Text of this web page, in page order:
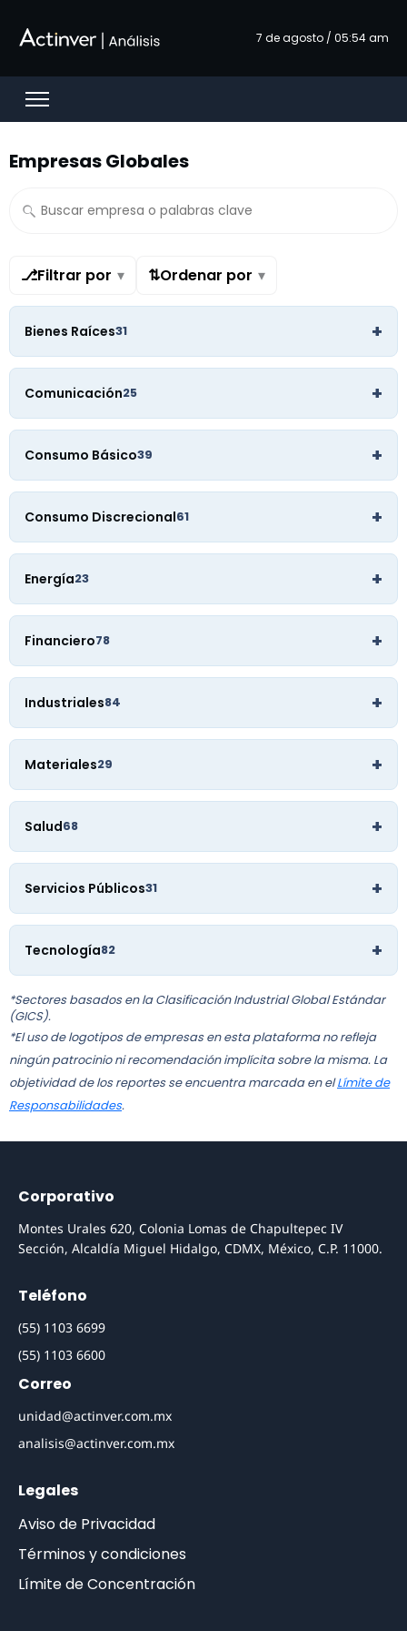
7 de agosto / 05:54 am
Open menu
Empresas Globales
⎇Filtrar por ▾ ⇅Ordenar por ▾
Bienes Raíces31 +
Comunicación25 +
Consumo Básico39 +
Consumo Discrecional61 +
Energía23 +
Financiero78 +
Industriales84 +
Materiales29 +
Salud68 +
Servicios Públicos31 +
Tecnología82 +
*Sectores basados en la Clasificación Industrial Global Estándar
(GICS).
*El uso de logotipos de empresas en esta plataforma no refleja
ningún patrocinio ni recomendación implícita sobre la misma. La
objetividad de los reportes se encuentra marcada en elLímite de
Responsabilidades.
Corporativo
Montes Urales 620, Colonia Lomas de Chapultepec IV
Sección, Alcaldía Miguel Hidalgo, CDMX, México, C.P. 11000.
Teléfono
(55) 1103 6699
(55) 1103 6600
Correo
unidad@actinver.com.mx
analisis@actinver.com.mx
Legales
Aviso de Privacidad
Términos y condiciones
Límite de Concentración